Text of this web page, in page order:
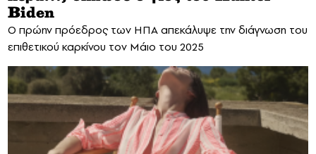
Biden
Ο πρώην πρόεδρος των ΗΠΑ απεκάλυψε την διάγνωση του
επιθετικού καρκίνου τον Μάιο του 2025